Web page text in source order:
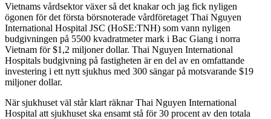
Vietnams vårdsektor växer så det knakar och jag fick nyligen
ögonen för det första börsnoterade vårdföretaget Thai Nguyen
International Hospital JSC (HoSE:TNH) som vann nyligen
budgivningen på 5500 kvadratmeter mark i Bac Giang i norra
Vietnam för $1,2 miljoner dollar. Thai Nguyen International
Hospitals budgivning på fastigheten är en del av en omfattande
investering i ett nytt sjukhus med 300 sängar på motsvarande $19
miljoner dollar.
När sjukhuset väl står klart räknar Thai Nguyen International
Hospital att sjukhuset ska ensamt stå för 30 procent av den totala